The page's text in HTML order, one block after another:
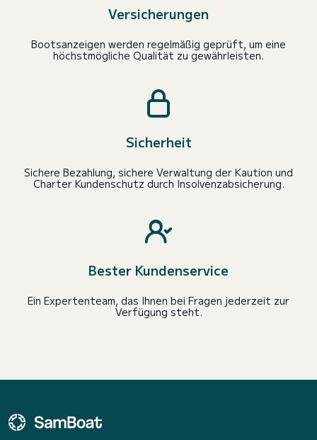
Versicherungen
Bootsanzeigen werden regelmäßig geprüft, um eine
höchstmögliche Qualität zu gewährleisten.
Sicherheit
Sichere Bezahlung, sichere Verwaltung der Kaution und
Charter Kundenschutz durch Insolvenzabsicherung.
Bester Kundenservice
Ein Expertenteam, das Ihnen bei Fragen jederzeit zur
Verfügung steht.